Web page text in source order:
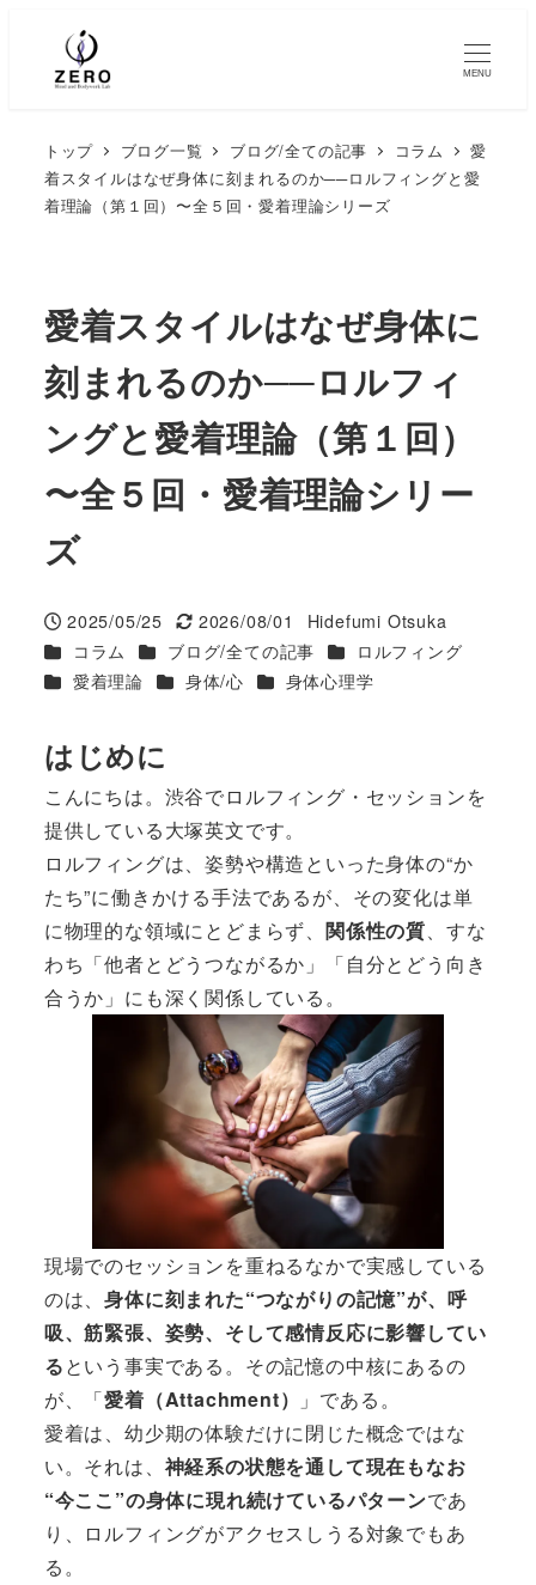
MENU
トップ ブログ一覧 ブログ/全ての記事 コラム
愛
着スタイルはなぜ身体に刻まれるのか──ロルフィングと愛
着理論（第１回）〜全５回・愛着理論シリーズ
愛着スタイルはなぜ身体に
刻まれるのか──ロルフィ
ングと愛着理論（第１回）
〜全５回・愛着理論シリー
ズ
投稿日
2025/05/25
更新日
2026/08/01
著
者
Hidefumi Otsuka
カテゴリー
コラム カテゴリー
ブログ/全ての記事 カテゴリー
ロルフィング
カテゴリー
愛着理論 カテゴリー
身体/心 カテゴリー
身体心理学
はじめに
こんにちは。渋谷でロルフィング・セッションを
提供している大塚英文です。
ロルフィングは、姿勢や構造といった身体の“か
たち”に働きかける手法であるが、その変化は単
に物理的な領域にとどまらず、 関係性の質、すな
わち「他者とどうつながるか」「自分とどう向き
合うか」にも深く関係している。
現場でのセッションを重ねるなかで実感している
のは、身体に刻まれた“つながりの記憶”が、呼
吸、筋緊張、姿勢、そして感情反応に影響してい
るという事実である。その記憶の中核にあるの
が、「愛着（Attachment）
」である。
愛着は、幼少期の体験だけに閉じた概念ではな
い。それは、 神経系の状態を通して現在もなお
“今ここ”の身体に現れ続けているパターンであ
り、ロルフィングがアクセスしうる対象でもあ
る。